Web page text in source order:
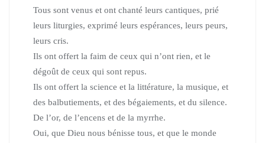
Tous sont venus et ont chanté leurs cantiques, prié
leurs liturgies, exprimé leurs espérances, leurs peurs,
leurs cris.
Ils ont offert la faim de ceux qui n’ont rien, et le
dégoût de ceux qui sont repus.
Ils ont offert la science et la littérature, la musique, et
des balbutiements, et des bégaiements, et du silence.
De l’or, de l’encens et de la myrrhe.
Oui, que Dieu nous bénisse tous, et que le monde